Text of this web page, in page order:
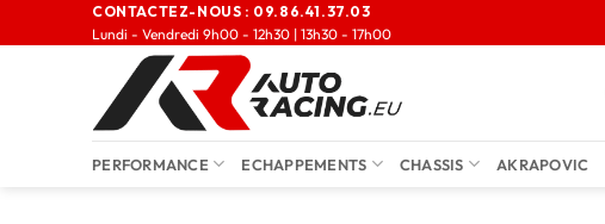
CONTACTEZ-NOUS : 09.86.41.37.03
Lundi - Vendredi 9h00 - 12h30 | 13h30 - 17h00
PERFORMANCE ECHAPPEMENTS CHASSIS AKRAPOVIC